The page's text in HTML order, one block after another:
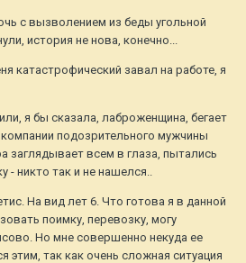
с вызволением из беды угольной
история не нова, конечно...
катастрофический завал на работе, я
я бы сказала, лаброженщина, бегает
подозрительного мужчины
заглядывает всем в глаза, пытались
- никто так и не нашелся..
На вид лет 6. Что готова я в данной
поимку, перевозку, могу
Но мне совершенно некуда ее
этим, так как очень сложная ситуация